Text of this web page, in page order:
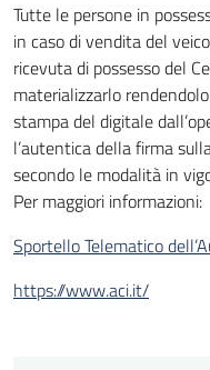
Tutte le persone in
in caso di vendita del
ricevuta di possesso del
materializzarlo
stampa del digitale
l’autentica della firma
secondo le modalità in
Per maggiori informazioni:
Sportello Telematico
https://www.aci.it/